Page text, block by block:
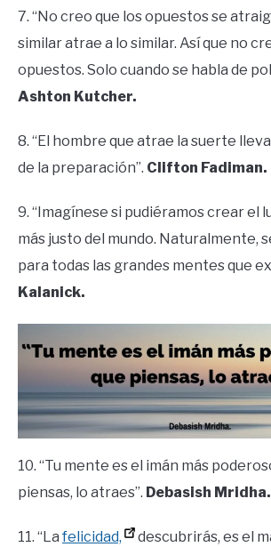
7. “No creo que los opuestos se
similar atrae a lo similar. Así que no
opuestos. Solo cuando se habla de
Ashton Kutcher.
8. “El hombre que atrae la suerte
de la preparación”. Clifton Fadiman.
9. “Imagínese si pudiéramos crear el
más justo del mundo. Naturalmente,
para todas las grandes mentes que
Kalanick.
10. “Tu mente es el imán más
piensas, lo atraes”. Debasish Mridha.
11. “La felicidad,
descubrirás, es el